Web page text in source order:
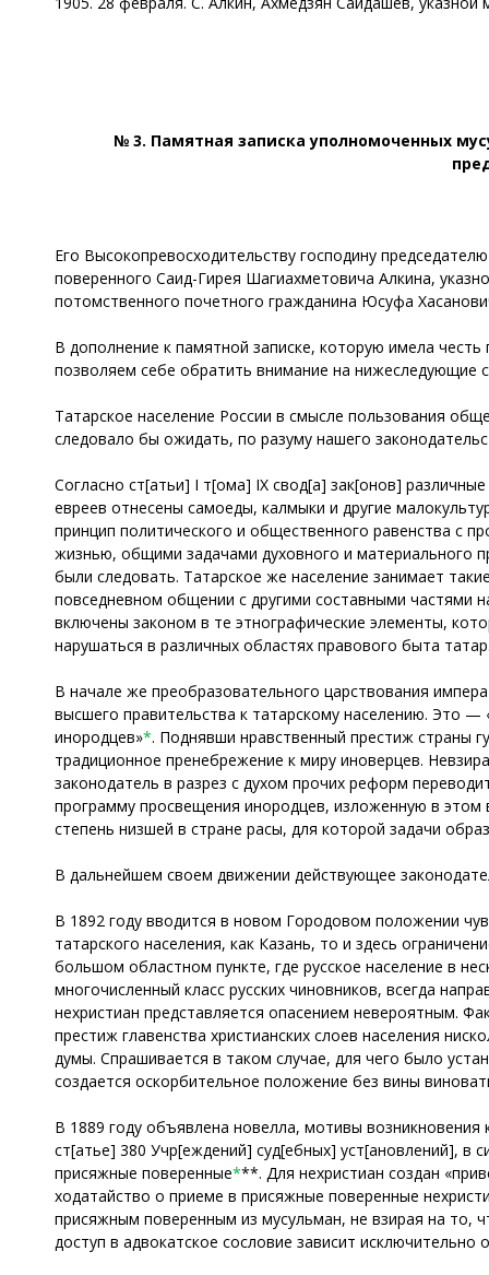
№ 3. Памятная записка уполномоченных
Его Высокопревосходительству господину
поверенного Саид-Гирея Шагиахметовича Алкина,
потомственного почетного гражданина Юсуфа
В дополнение к памятной записке, которую имела
позволяем себе обратить внимание на нижеследующие
Татарское население России в смысле пользования
следовало бы ожидать, по разуму нашего
Согласно ст[атьи] I т[ома] IX свод[а] зак[онов]
евреев отнесены самоеды, калмыки и другие
принцип политического и общественного равенства с
жизнью, общими задачами духовного и материального
были следовать. Татарское же население занимает
повседневном общении с другими составными частями
включены законом в те этнографические элементы,
нарушаться в различных областях правового быта
В начале же преобразовательного царствования
высшего правительства к татарскому населению. Это
инородцев»*. Поднявши нравственный престиж страны
традиционное пренебрежение к миру иноверцев.
законодатель в разрез с духом прочих реформ
программу просвещения инородцев, изложенную в этом
степень низшей в стране расы, для которой задачи
В дальнейшем своем движении действующее
В 1892 году вводится в новом Городовом положении
татарского населения, как Казань, то и здесь
большом областном пункте, где русское население в
многочисленный класс русских чиновников, всегда
нехристиан представляется опасением невероятным.
престиж главенства христианских слоев населения
думы. Спрашивается в таком случае, для чего было
создается оскорбительное положение без вины
В 1889 году объявлена новелла, мотивы
ст[атье] 380 Учр[еждений] суд[ебных] уст[ановлений], в
присяжные поверенные***. Для нехристиан создан
ходатайство о приеме в присяжные поверенные
присяжным поверенным из мусульман, не взирая на то,
доступ в адвокатское сословие зависит